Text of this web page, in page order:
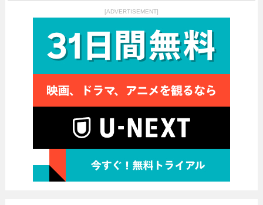
[ADVERTISEMENT]